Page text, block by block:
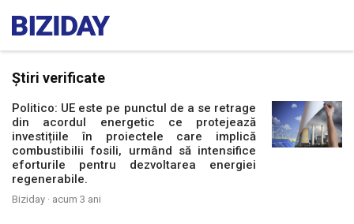
Știri verificate
Politico: UE este pe punctul de a se retrage
din acordul energetic ce protejează
investițiile în proiectele care implică
combustibilii fosili, urmând să intensifice
eforturile pentru dezvoltarea energiei
regenerabile.
Biziday · acum 3 ani